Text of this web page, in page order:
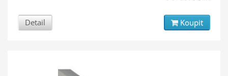
Detail Koupit